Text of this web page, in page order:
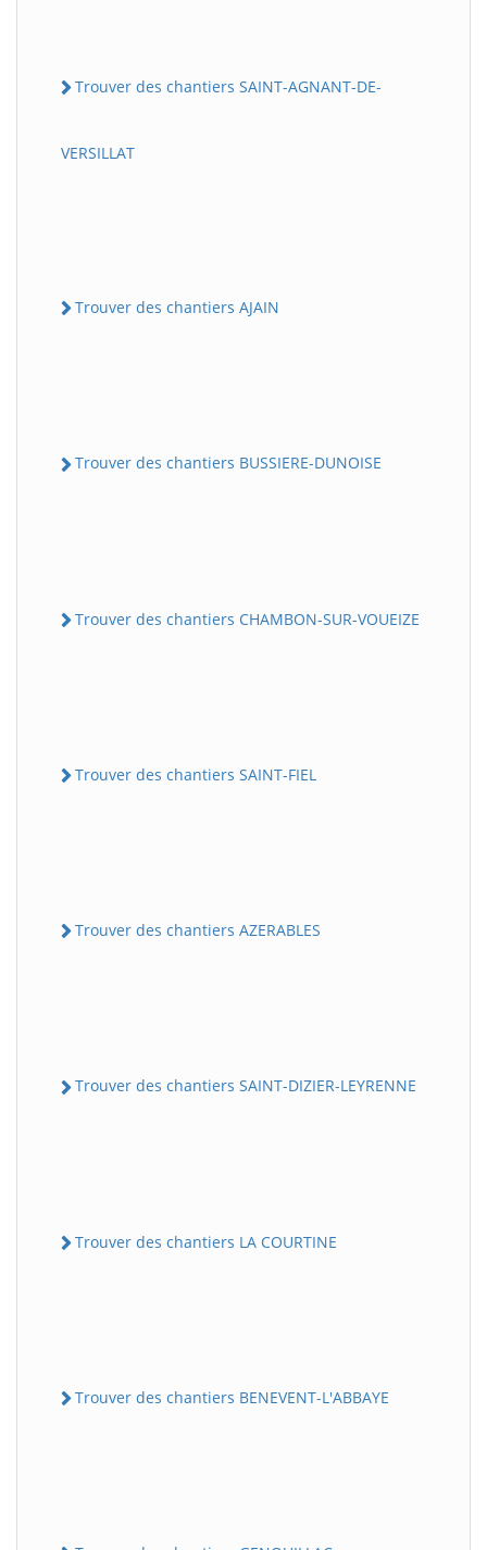
Trouver des chantiers SAINT-AGNANT-DE-
VERSILLAT
Trouver des chantiers AJAIN
Trouver des chantiers BUSSIERE-DUNOISE
Trouver des chantiers CHAMBON-SUR-VOUEIZE
Trouver des chantiers SAINT-FIEL
Trouver des chantiers AZERABLES
Trouver des chantiers SAINT-DIZIER-LEYRENNE
Trouver des chantiers LA COURTINE
Trouver des chantiers BENEVENT-L'ABBAYE